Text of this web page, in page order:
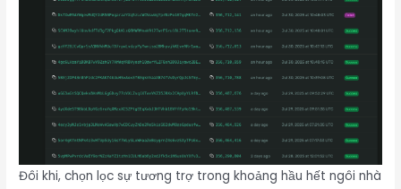
Đôi khi, chọn lọc sự tương trợ trong khoảng hầu hết ngôi nhà